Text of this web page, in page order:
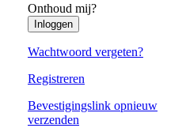
Onthoud mij?
Inloggen
Wachtwoord vergeten?
Registreren
Bevestigingslink opnieuw
verzenden